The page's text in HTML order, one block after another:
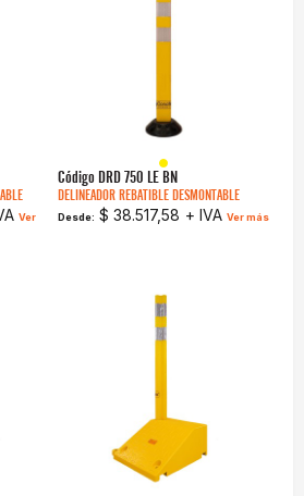
Ver
Código DRD 750 LE BN
DELINEADOR REBATIBLE DESMONTABLE
Desde: $ 38.517,58 + IVA Ver más